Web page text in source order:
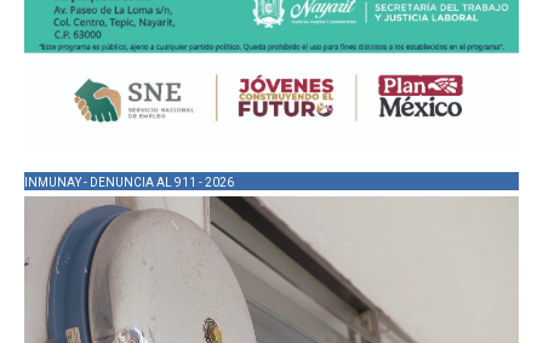
INMUNAY - DENUNCIA AL 911 - 2026